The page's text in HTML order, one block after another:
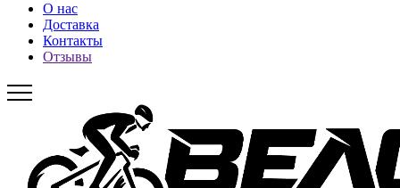
О нас
Доставка
Контакты
Отзывы